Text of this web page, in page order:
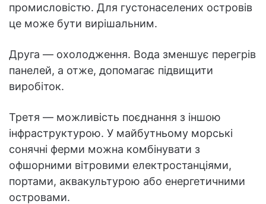
промисловістю. Для густонаселених островів
це може бути вирішальним.
Друга — охолодження. Вода зменшує перегрів
панелей, а отже, допомагає підвищити
виробіток.
Третя — можливість поєднання з іншою
інфраструктурою. У майбутньому морські
сонячні ферми можна комбінувати з
офшорними вітровими електростанціями,
портами, аквакультурою або енергетичними
островами.